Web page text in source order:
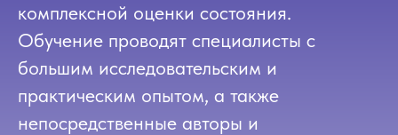
комплексной оценки состояния.
Обучение проводят специалисты с
большим исследовательским и
практическим опытом, а также
непосредственные авторы и